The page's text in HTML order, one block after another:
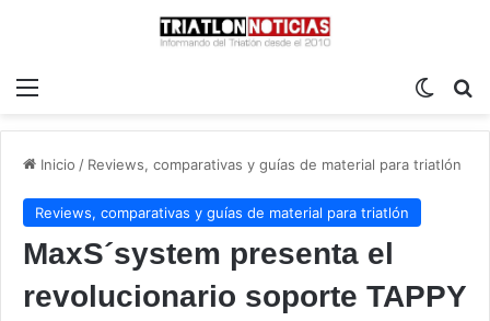
Inicio / Reviews, comparativas y guías de material para triatlón
Reviews, comparativas y guías de material para triatlón
MaxS´system presenta el
revolucionario soporte TAPPY